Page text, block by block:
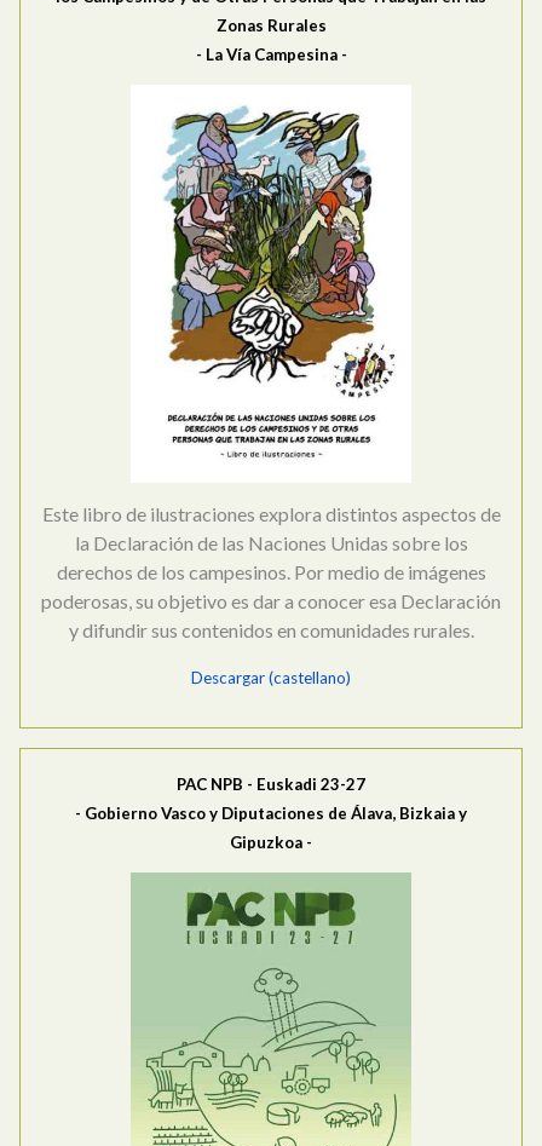
Zonas Rurales
- La Vía Campesina -
Este libro de ilustraciones explora distintos aspectos de
la Declaración de las Naciones Unidas sobre los
derechos de los campesinos. Por medio de imágenes
poderosas, su objetivo es dar a conocer esa Declaración
y difundir sus contenidos en comunidades rurales.
Descargar (castellano)
PAC NPB - Euskadi 23-27
- Gobierno Vasco y Diputaciones de Álava, Bizkaia y
Gipuzkoa -